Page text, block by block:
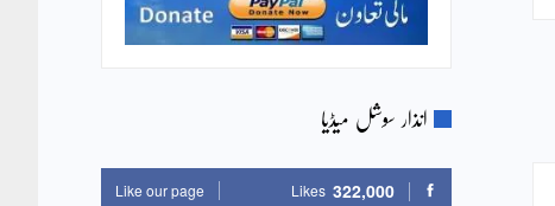
انذار سوشل میڈیا
322,000
Likes
Like our page